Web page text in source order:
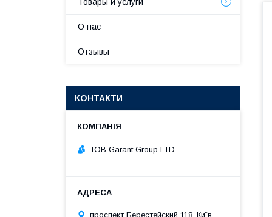
О нас
Отзывы
КОНТАКТИ
ТОВ Garant Group LTD
проспект Берестейский 118, Київ,